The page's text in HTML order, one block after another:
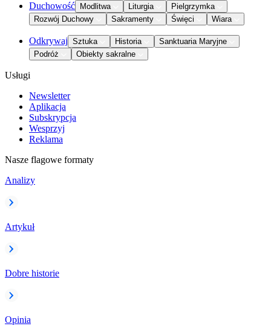
Duchowość Modlitwa Liturgia
Pielgrzymka
Rozwój Duchowy
Sakramenty Święci Wiara
Odkrywaj Sztuka Historia
Sanktuaria Maryjne
Podróż
Obiekty sakralne
Usługi
Newsletter
Aplikacja
Subskrypcja
Wesprzyj
Reklama
Nasze flagowe formaty
Analizy
Artykuł
Dobre historie
Opinia